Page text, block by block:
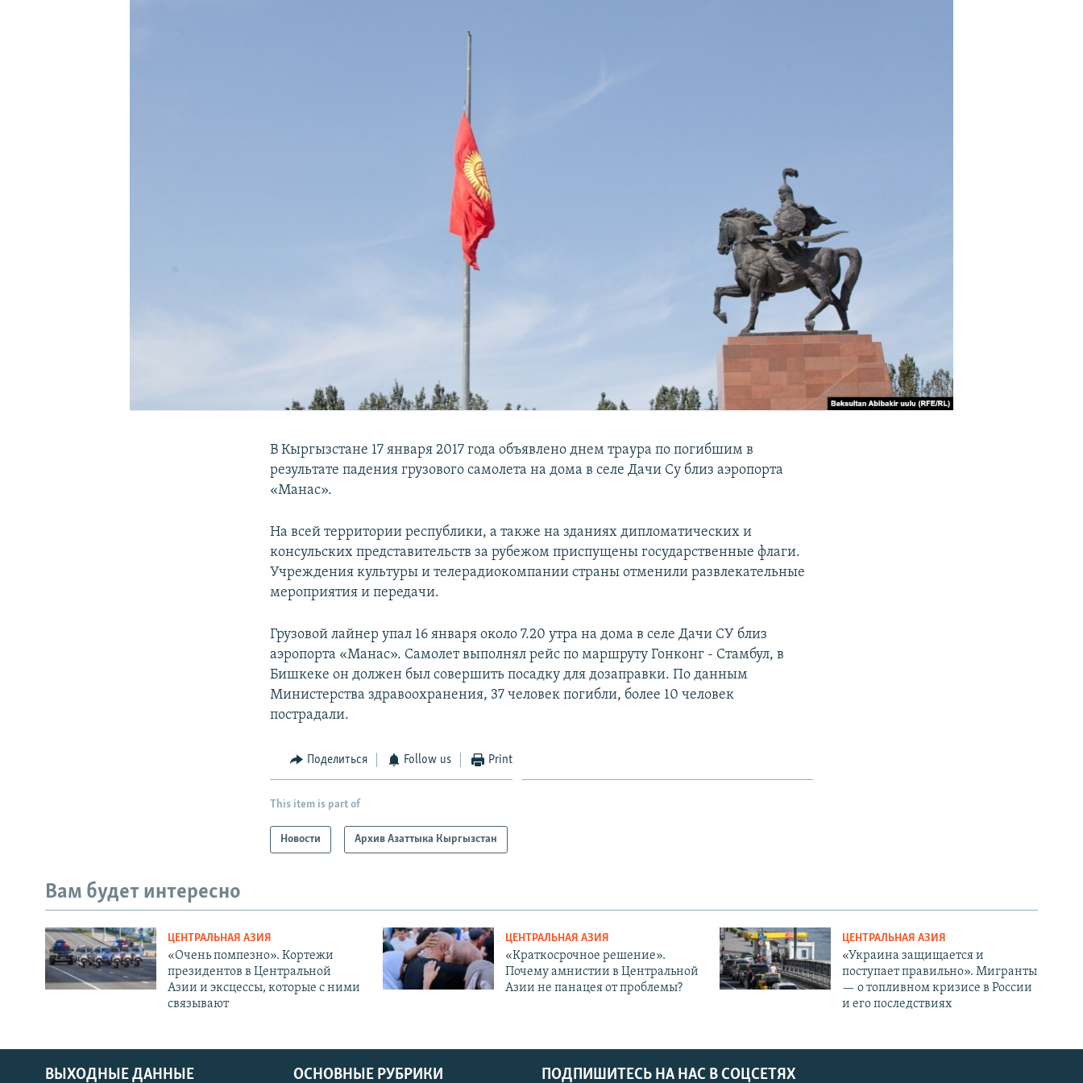
В Кыргызстане 17 января 2017 года объявлено днем траура по погибшим в
результате падения грузового самолета на дома в селе Дачи Су близ аэропорта
«Манас».
На всей территории республики, а также на зданиях дипломатических и
консульских представительств за рубежом приспущены государственные флаги.
Учреждения культуры и телерадиокомпании страны отменили развлекательные
мероприятия и передачи.
Грузовой лайнер упал 16 января около 7.20 утра на дома в селе Дачи СУ близ
аэропорта «Манас». Самолет выполнял рейс по маршруту Гонконг - Стамбул, в
Бишкеке он должен был совершить посадку для дозаправки. По данным
Министерства здравоохранения, 37 человек погибли, более 10 человек
пострадали.
Поделиться Follow us Print
This item is part of
Новости Архив Азаттыка Кыргызстан
Вам будет интересно
ЦЕНТРАЛЬНАЯ АЗИЯ
«Очень помпезно». Кортежи
президентов в Центральной
Азии и эксцессы, которые с ними
связывают
ЦЕНТРАЛЬНАЯ АЗИЯ
«Краткосрочное решение».
Почему амнистии в Центральной
Азии не панацея от проблемы?
ЦЕНТРАЛЬНАЯ АЗИЯ
«Украина защищается и
поступает правильно». Мигранты
— о топливном кризисе в России
и его последствиях
ПОДПИШИТЕСЬ НА НАС В СОЦСЕТЯХ
ВЫХОДНЫЕ ДАННЫЕ ОСНОВНЫЕ РУБРИКИ